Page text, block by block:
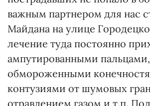
важным партнером для нас
Майдана на улице
лечение туда постоянно
ампутированными пальцами,
обмороженными
контузиями от шумовых
отравлением газом и т.п.